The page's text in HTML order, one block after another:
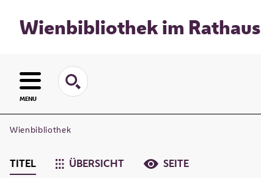
Wienbibliothek im Rathaus
MENU
Wienbibliothek
TITEL ÜBERSICHT SEITE